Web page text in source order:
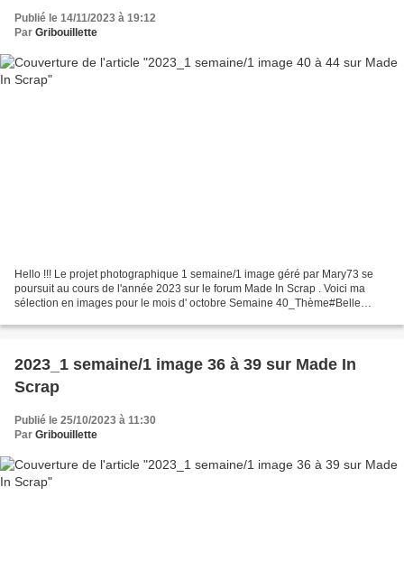
Publié le 14/11/2023 à 19:12
Par Gribouillette
Hello !!! Le projet photographique 1 semaine/1 image géré par Mary73 se
poursuit au cours de l'année 2023 sur le forum Made In Scrap . Voici ma
sélection en images pour le mois d' octobre Semaine 40_Thème#Belle
2023_1 semaine/1 image 36 à 39 sur Made In
Scrap
Publié le 25/10/2023 à 11:30
Par Gribouillette